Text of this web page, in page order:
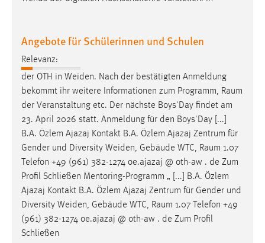
Angebote für Schülerinnen und Schulen
Relevanz:
der OTH in Weiden. Nach der bestätigten Anmeldung
bekommt ihr weitere Informationen zum Programm, Raum
der Veranstaltung etc. Der nächste Boys'Day findet am
23. April 2026 statt. Anmeldung für den Boys'Day [...]
B.A. Özlem Ajazaj Kontakt B.A. Özlem Ajazaj Zentrum für
Gender und Diversity Weiden, Gebäude WTC, Raum 1.07
Telefon +49 (961) 382-1274 oe.ajazaj @ oth-aw . de Zum
Profil Schließen Mentoring-Programm „ [...] B.A. Özlem
Ajazaj Kontakt B.A. Özlem Ajazaj Zentrum für Gender und
Diversity Weiden, Gebäude WTC, Raum 1.07 Telefon +49
(961) 382-1274 oe.ajazaj @ oth-aw . de Zum Profil
Schließen
Matomo
_pk_ref, _pk_cvar, _pk_id, _pk_ses
Zweck:
Zugriffsstatistik
Cookie Laufzeit:
Max. 13 Monate
MARKETING
Marketing Cookies werden von Drittanbietern
verwendet, um personalisierte Werbung anzuzeigen.